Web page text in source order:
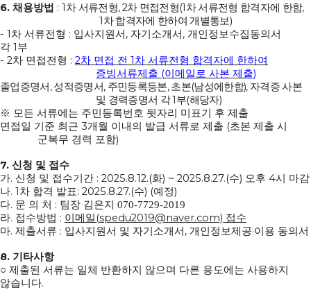
6. 채용방법 : 1차 서류전형, 2차 면접전형(1차 서류전형 합격자에 한함,
1차 합격자에 한하여 개별통보)
- 1차 서류전형 : 입사지원서, 자기소개서, 개인정보수집동의서
각 1부
- 2차 면접전형 : 2차 면접 전 1차 서류전형 합격자에 한하여
증빙서류제출 (이메일로 사본 제출)
졸업증명서,성적증명서, 주민등록등본,초본(남성에한함), 자격증 사본
및 경력증명서 각1부(해당자)
※ 모든 서류에는 주민등록번호 뒷자리 미표기 후 제출
면접일 기준 최근 3개월 이내의 발급 서류로 제출 (초본 제출 시
군복무 경력 포함)
7. 신청 및 접수
가. 신청 및 접수기간 : 2025.8.12.(화) ~ 2025.8.27.(수) 오후 4시 마감
나. 1차 합격 발표: 2025.8.27.(수) (예정)
다. 문 의 처 : 팀장 김은지 070-7729-2019
라. 접수방법 : 이메일 (spedu2019@naver.com) 접수
마. 제출서류 : 입사지원서 및 자기소개서, 개인정보제공·이용 동의서
8. 기타사항
○ 제출된 서류는 일체 반환하지 않으며 다른 용도에는 사용하지
않습니다.